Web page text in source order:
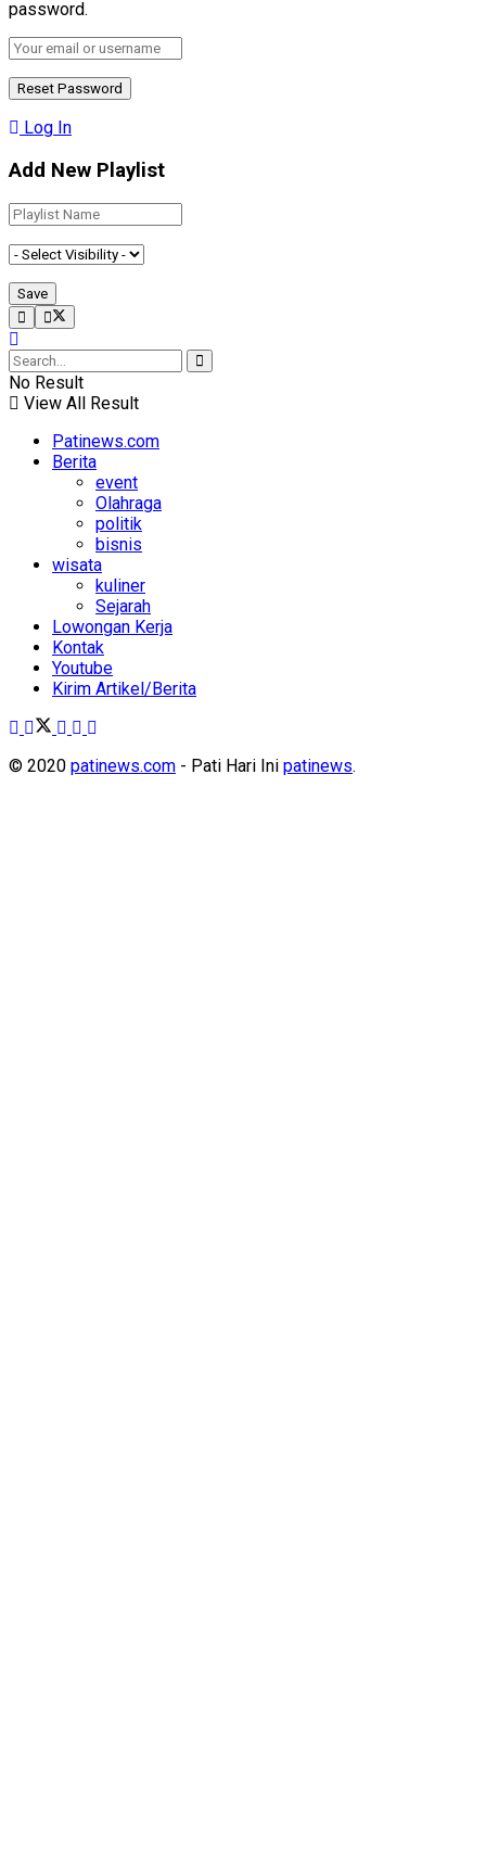
password.
Log In
Add New Playlist
No Result
View All Result
Patinews.com
Berita
event
Olahraga
politik
bisnis
wisata
kuliner
Sejarah
Lowongan Kerja
Kontak
Youtube
Kirim Artikel/Berita
© 2020 patinews.com - Pati Hari Ini patinews.